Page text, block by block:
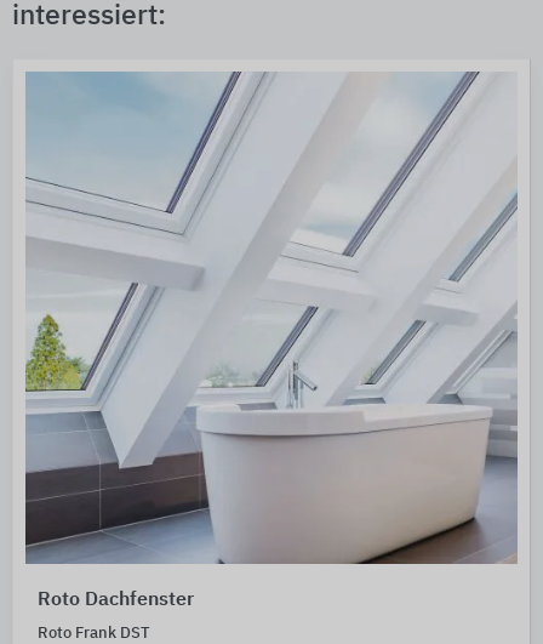
interessiert:
Roto Dachfenster
Roto Frank DST